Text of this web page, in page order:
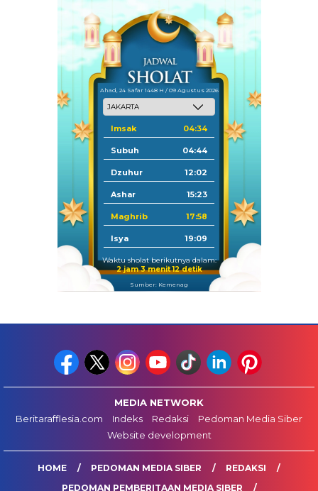
Ahad, 24 Safar 1448 H / 09 Agustus 2026
Imsak 04:34
Subuh 04:44
Dzuhur 12:02
Ashar 15:23
Maghrib 17:58
Isya 19:09
Waktu sholat berikutnya dalam:
2 jam 3 menit 11 detik
Sumber: Kemenag
MEDIA NETWORK
Beritarafflesia.com
Indeks Redaksi
Pedoman Media Siber
Website development
HOME PEDOMAN MEDIA SIBER
REDAKSI
PEDOMAN PEMBERITAAN MEDIA SIBER